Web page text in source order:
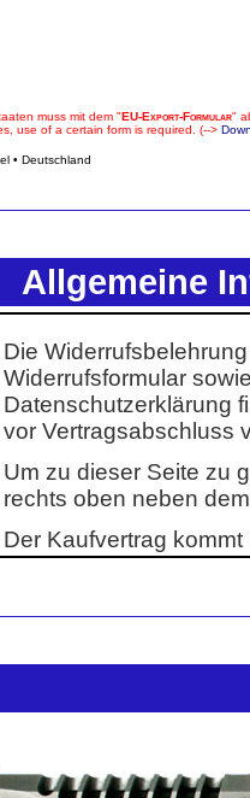
muss mit dem "EU-Export-Formular"
use of a certain form is required. (-->
• Deutschland
Allgemeine